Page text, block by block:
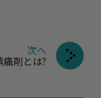
次へ
痛剤とは?